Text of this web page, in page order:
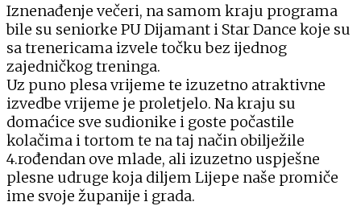
Iznenađenje večeri, na samom kraju programa
bile su seniorke PU Dijamant i Star Dance koje su
sa trenericama izvele točku bez ijednog
zajedničkog treninga.
Uz puno plesa vrijeme te izuzetno atraktivne
izvedbe vrijeme je proletjelo. Na kraju su
domaćice sve sudionike i goste počastile
kolačima i tortom te na taj način obilježile
4.rođendan ove mlade, ali izuzetno uspješne
plesne udruge koja diljem Lijepe naše promiče
ime svoje županije i grada.